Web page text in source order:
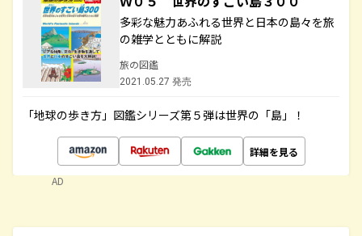
多彩な魅力あふれる世界と日本の島々を旅
の雑学とともに解説
旅の図鑑
2021.05.27 発売
「地球の歩き方」図鑑シリーズ第５弾は世界の「島」！
詳細を見る
AD